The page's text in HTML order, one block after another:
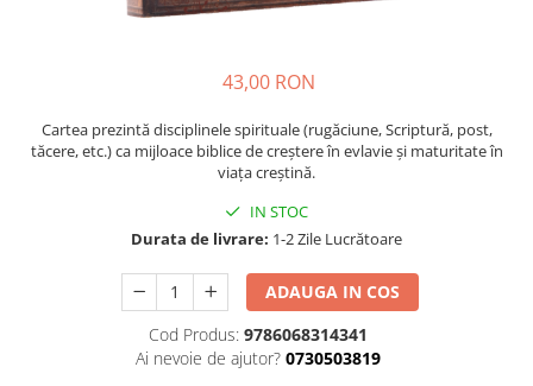
Păstorirea Bisericii
Predicare
Consiliere
Lucrarea cu Copiii și Tinerii
Închinare prin Muzică
Devoționale/Meditații Biblice
43,00 RON
Cartea prezintă disciplinele spirituale (rugăciune, Scriptură, post,
tăcere, etc.) ca mijloace biblice de creștere în evlavie și maturitate în
viața creștină.
IN STOC
Durata de livrare: 1-2 Zile Lucrătoare
ADAUGA IN COS
Cod Produs: 9786068314341
Ai nevoie de ajutor? 0730503819